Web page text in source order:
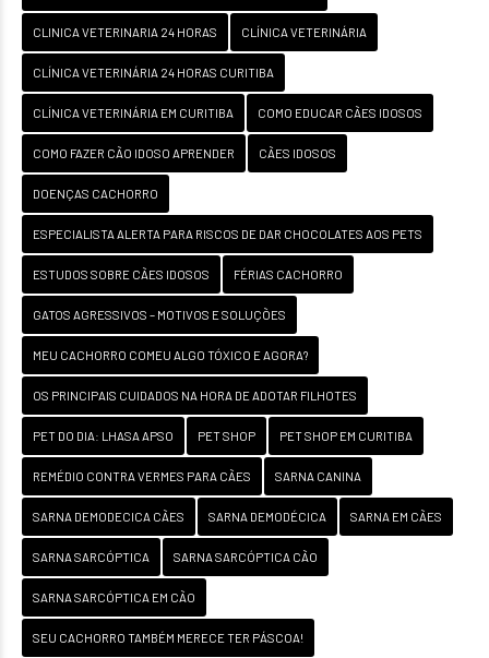
CLINICA VETERINARIA 24 HORAS CLÍNICA VETERINÁRIA
CLÍNICA VETERINÁRIA 24 HORAS CURITIBA
CLÍNICA VETERINÁRIA EM CURITIBA COMO EDUCAR CÃES IDOSOS
COMO FAZER CÃO IDOSO APRENDER CÃES IDOSOS
DOENÇAS CACHORRO
ESPECIALISTA ALERTA PARA RISCOS DE DAR CHOCOLATES AOS PETS
ESTUDOS SOBRE CÃES IDOSOS FÉRIAS CACHORRO
GATOS AGRESSIVOS – MOTIVOS E SOLUÇÕES
MEU CACHORRO COMEU ALGO TÓXICO E AGORA?
OS PRINCIPAIS CUIDADOS NA HORA DE ADOTAR FILHOTES
PET DO DIA: LHASA APSO PET SHOP PET SHOP EM CURITIBA
REMÉDIO CONTRA VERMES PARA CÃES SARNA CANINA
SARNA DEMODECICA CÃES SARNA DEMODÉCICA SARNA EM CÃES
SARNA SARCÓPTICA SARNA SARCÓPTICA CÃO
SARNA SARCÓPTICA EM CÃO
SEU CACHORRO TAMBÉM MERECE TER PÁSCOA!